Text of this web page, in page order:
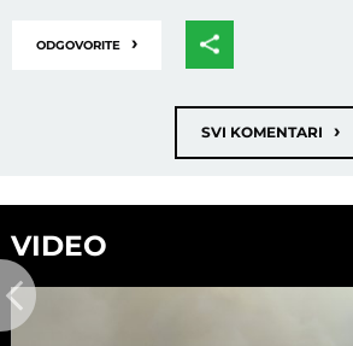
ODGOVORITE ›
SVI KOMENTARI ›
VIDEO